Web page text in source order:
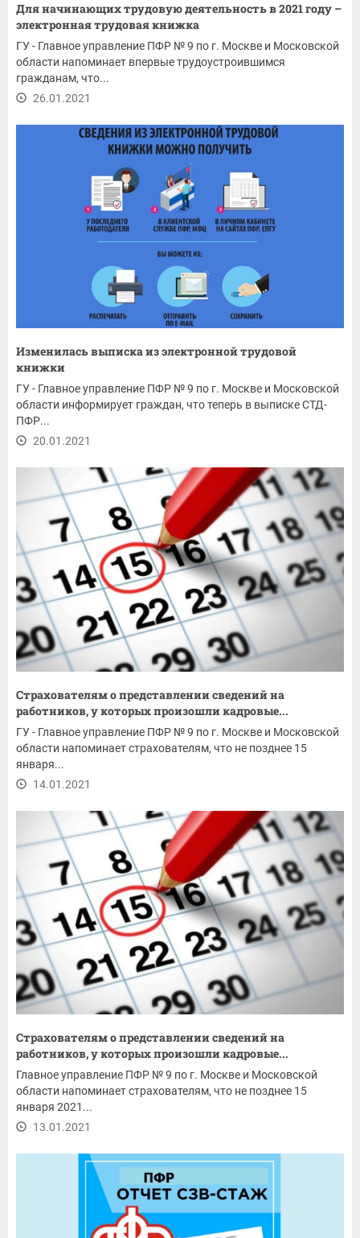
Для начинающих трудовую деятельность в 2021 году –
электронная трудовая книжка
ГУ - Главное управление ПФР № 9 по г. Москве и Московской
области напоминает впервые трудоустроившимся
гражданам, что...
26.01.2021
Изменилась выписка из электронной трудовой
книжки
ГУ - Главное управление ПФР № 9 по г. Москве и Московской
области информирует граждан, что теперь в выписке СТД-
ПФР...
20.01.2021
Страхователям о представлении сведений на
работников, у которых произошли кадровые...
ГУ - Главное управление ПФР № 9 по г. Москве и Московской
области напоминает страхователям, что не позднее 15
января...
14.01.2021
Страхователям о представлении сведений на
работников, у которых произошли кадровые...
Главное управление ПФР № 9 по г. Москве и Московской
области напоминает страхователям, что не позднее 15
января 2021...
13.01.2021